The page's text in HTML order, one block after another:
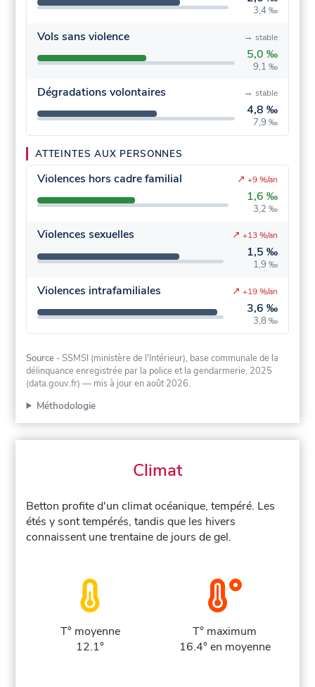
3,4 ‰
Vols sans violence
5,0 ‰
9,1 ‰
→ stable
Dégradations volontaires
4,8 ‰
7,9 ‰
→ stable
ATTEINTES AUX PERSONNES
Violences hors cadre familial
1,6 ‰
3,2 ‰
↗ +9 %/an
Violences sexuelles
1,5 ‰
1,9 ‰
↗ +13 %/an
Violences intrafamiliales
3,6 ‰
3,8 ‰
↗ +19 %/an
Source - SSMSI (ministère de l'Intérieur), base communale de la
délinquance enregistrée par la police et la gendarmerie, 2025
(data.gouv.fr) — mis à jour en août 2026.
Méthodologie
Climat
Betton profite d'un climat océanique, tempéré. Les
étés y sont tempérés, tandis que les hivers
connaissent une trentaine de jours de gel.
T° moyenne
12.1°
T° maximum
16.4° en moyenne